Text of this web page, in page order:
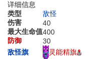
详细信息
类型
敌怪
伤害
40
最大生命值400
防御
30
敌怪旗
灵能精旗